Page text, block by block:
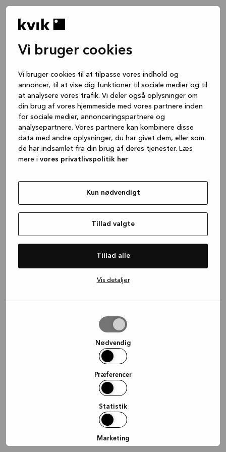
Vi bruger cookies
Vi bruger cookies til at tilpasse vores indhold og
annoncer, til at vise dig funktioner til sociale medier og til
at analysere vores trafik. Vi deler også oplysninger om
din brug af vores hjemmeside med vores partnere inden
for sociale medier, annonceringspartnere og
analysepartnere. Vores partnere kan kombinere disse
data med andre oplysninger, du har givet dem, eller som
de har indsamlet fra din brug af deres tjenester. Læs
mere i vores privatlivspolitik her
Kun nødvendigt
Tillad valgte
Tillad alle
Vis detaljer
Nødvendig
Præferencer
Statistik
Marketing
(see the browser console for more
information).